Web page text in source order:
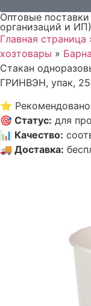
Оптовые
организаций и ИП)
Главная страница
хозтовары »
Стакан
ГРИНВЭН, упак,
⭐
🎯 Статус: для
📊 Качество:
🚚 Доставка: